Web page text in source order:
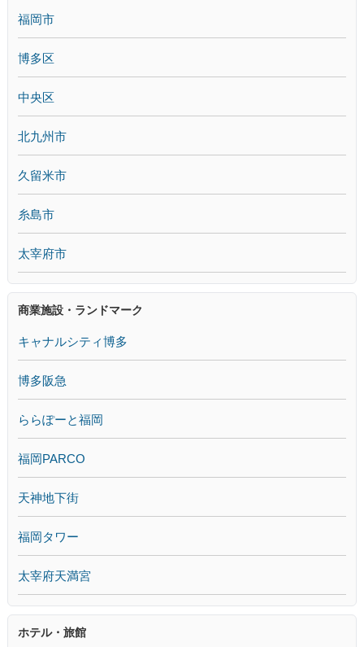
福岡市
博多区
中央区
北九州市
久留米市
糸島市
太宰府市
商業施設・ランドマーク
キャナルシティ博多
博多阪急
ららぽーと福岡
福岡PARCO
天神地下街
福岡タワー
太宰府天満宮
ホテル・旅館